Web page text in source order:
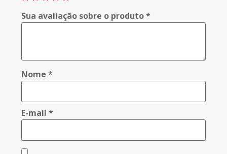
Sua avaliação sobre o produto*
Nome*
E-mail*